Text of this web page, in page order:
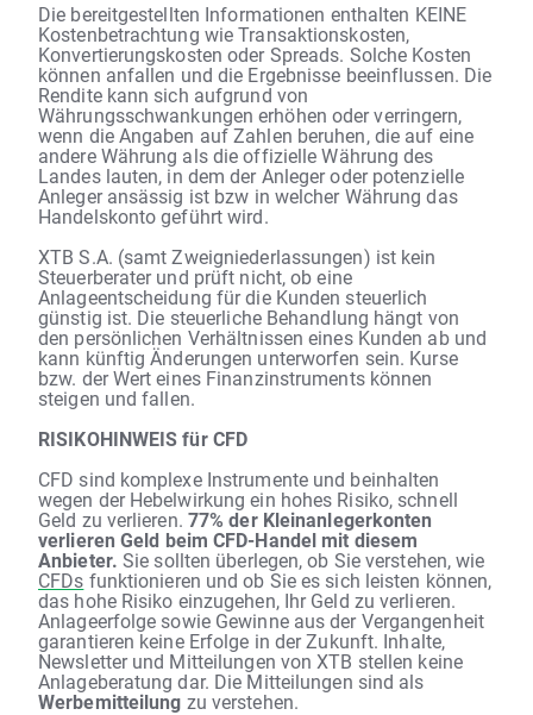
Die bereitgestellten Informationen enthalten KEINE
Kostenbetrachtung wie Transaktionskosten,
Konvertierungskosten oder Spreads. Solche Kosten
können anfallen und die Ergebnisse beeinflussen. Die
Rendite kann sich aufgrund von
Währungsschwankungen erhöhen oder verringern,
wenn die Angaben auf Zahlen beruhen, die auf eine
andere Währung als die offizielle Währung des
Landes lauten, in dem der Anleger oder potenzielle
Anleger ansässig ist bzw in welcher Währung das
Handelskonto geführt wird.
XTB S.A. (samt Zweigniederlassungen) ist kein
Steuerberater und prüft nicht, ob eine
Anlageentscheidung für die Kunden steuerlich
günstig ist. Die steuerliche Behandlung hängt von
den persönlichen Verhältnissen eines Kunden ab und
kann künftig Änderungen unterworfen sein. Kurse
bzw. der Wert eines Finanzinstruments können
steigen und fallen.
RISIKOHINWEIS für CFD
CFD sind komplexe Instrumente und beinhalten
wegen der Hebelwirkung ein hohes Risiko, schnell
Geld zu verlieren. 77% der Kleinanlegerkonten
verlieren Geld beim CFD-Handel mit diesem
Anbieter. Sie sollten überlegen, ob Sie verstehen, wie
CFDs funktionieren und ob Sie es sich leisten können,
das hohe Risiko einzugehen, Ihr Geld zu verlieren.
Anlageerfolge sowie Gewinne aus der Vergangenheit
garantieren keine Erfolge in der Zukunft. Inhalte,
Newsletter und Mitteilungen von XTB stellen keine
Anlageberatung dar. Die Mitteilungen sind als
Werbemitteilung zu verstehen.